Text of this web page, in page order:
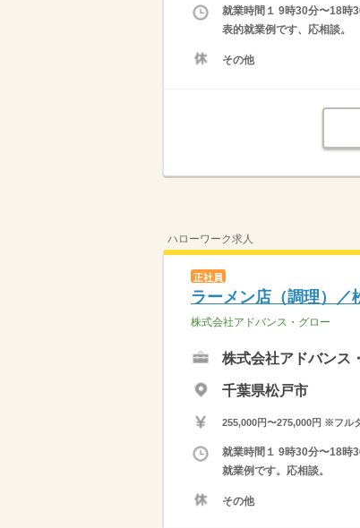
就業時間１ 9時30分〜18時
表的就業例です、応相談。
その他
ハローワーク求人
正社員
ラーメン店（調理）／
株式会社アドバンス・グロー
株式会社アドバンス
千葉県松戸市
255,000円〜275,000円 ※フル
就業時間１ 9時30分〜18時
就業例です。応相談。
その他